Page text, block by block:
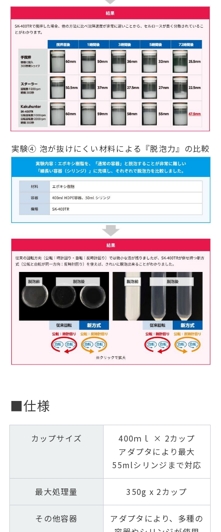
実験④ 泡が抜けにくい材料による『脱泡力』の比較
■仕様
カップサイズ
400ｍｌ × 2カップ
アダプタにより最大
55mlシリンジまで対応
最大処理量 350g x 2カップ
その他容器
アダプタにより、多種の